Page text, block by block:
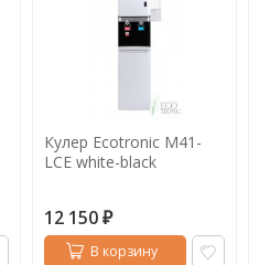
Кулер Ecotronic M41-
LCE white-black
12 150 ₽
В корзину